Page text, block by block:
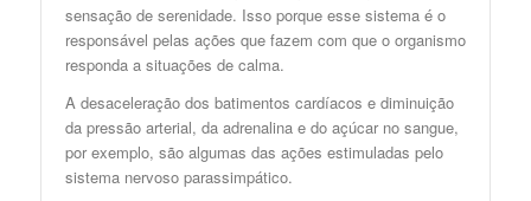
sensação de serenidade. Isso porque esse sistema é o
responsável pelas ações que fazem com que o organismo
responda a situações de calma.
A desaceleração dos batimentos cardíacos e diminuição
da pressão arterial, da adrenalina e do açúcar no sangue,
por exemplo, são algumas das ações estimuladas pelo
sistema nervoso parassimpático.